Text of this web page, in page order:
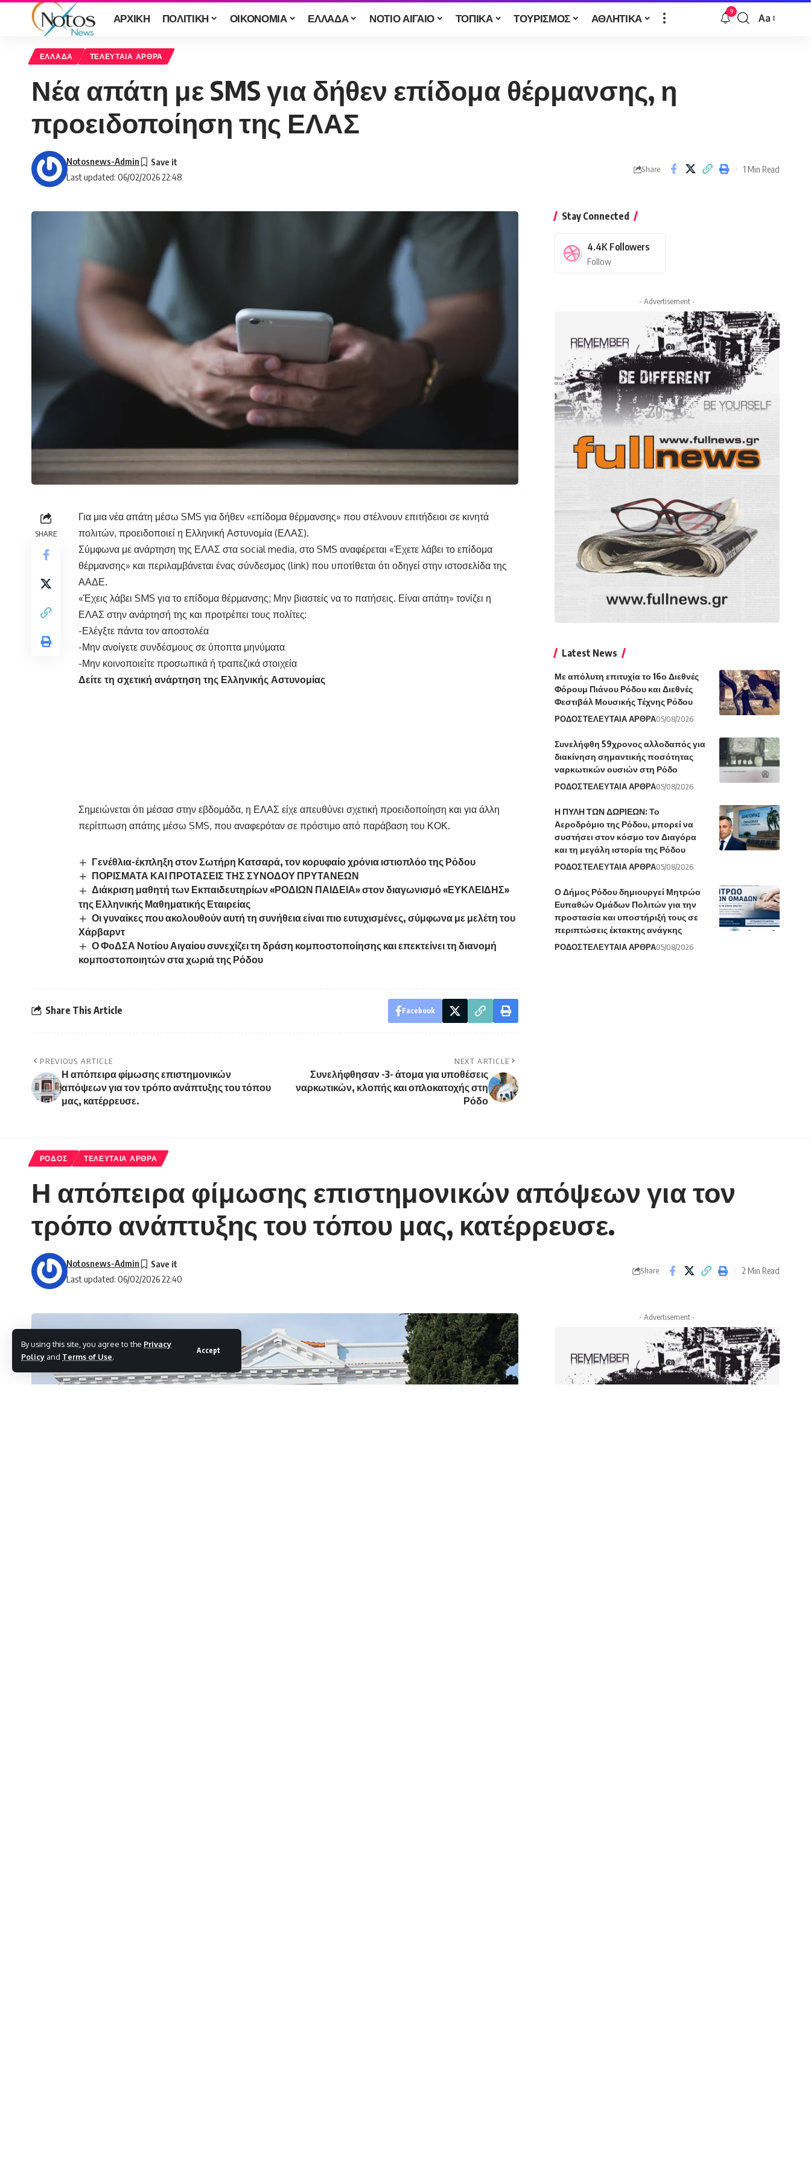
By using this site, you agree to the Privacy
Policy and Terms of Use.
Accept
ΑΡΧΙΚΗ ΠΟΛΙΤΙΚΗ ΟΙΚΟΝΟΜΙΑ ΕΛΛΑΔΑ ΝΟΤΙΟ ΑΙΓΑΙΟ ΤΟΠΙΚΑ ΤΟΥΡΙΣΜΟΣ ΑΘΛΗΤΙΚΑ 9
Font
Aa
ΕΛΛΑΔΑ ΤΕΛΕΥΤΑΙΑ ΑΡΘΡΑ
Νέα απάτη με SMS για δήθεν επίδομα θέρμανσης, η
προειδοποίηση της ΕΛΑΣ
Last updated: 06/02/2026 22:48
Notosnews-Admin
Share 1 Min Read
SHARE
Για μια νέα απάτη μέσω SMS για δήθεν «επίδομα θέρμανσης» που στέλνουν επιτήδειοι σε κινητά
πολιτών, προειδοποιεί η Ελληνική Αστυνομία (ΕΛΑΣ).
Σύμφωνα με ανάρτηση της ΕΛΑΣ στα social media, στο SMS αναφέρεται «Έχετε λάβει το επίδομα
θέρμανσης» και περιλαμβάνεται ένας σύνδεσμος (link) που υποτίθεται ότι οδηγεί στην ιστοσελίδα της
ΑΑΔΕ.
«Έχεις λάβει SMS για το επίδομα θέρμανσης; Μην βιαστείς να το πατήσεις. Είναι απάτη» τονίζει η
ΕΛΑΣ στην ανάρτησή της και προτρέπει τους πολίτες:
-Ελέγξτε πάντα τον αποστολέα
-Μην ανοίγετε συνδέσμους σε ύποπτα μηνύματα
-Μην κοινοποιείτε προσωπικά ή τραπεζικά στοιχεία
Δείτε τη σχετική ανάρτηση της Ελληνικής Αστυνομίας
Σημειώνεται ότι μέσασ στην εβδομάδα, η ΕΛΑΣ είχε απευθύνει σχετική προειδοποίηση και για άλλη
περίτπωση απάτης μέσω SMS, που αναφερόταν σε πρόστιμο από παράβαση του ΚΟΚ.
Γενέθλια-έκπληξη στον Σωτήρη Κατσαρά, τον κορυφαίο χρόνια ιστιοπλόο της Ρόδου
ΠΟΡΙΣΜΑΤΑ ΚΑΙ ΠΡΟΤΑΣΕΙΣ ΤΗΣ ΣΥΝΟΔΟΥ ΠΡΥΤΑΝΕΩΝ
Διάκριση μαθητή των Εκπαιδευτηρίων «ΡΟΔΙΩΝ ΠΑΙΔΕΙΑ» στον διαγωνισμό «ΕΥΚΛΕΙΔΗΣ»
της Ελληνικής Μαθηματικής Εταιρείας
Οι γυναίκες που ακολουθούν αυτή τη συνήθεια είναι πιο ευτυχισμένες, σύμφωνα με μελέτη του
Χάρβαρντ
Ο ΦοΔΣΑ Νοτίου Αιγαίου συνεχίζει τη δράση κομποστοποίησης και επεκτείνει τη διανομή
κομποστοποιητών στα χωριά της Ρόδου
Share This Article Facebook
PREVIOUS ARTICLE
Η απόπειρα φίμωσης επιστημονικών
απόψεων για τον τρόπο ανάπτυξης του τόπου
μας, κατέρρευσε.
NEXT ARTICLE
Συνελήφθησαν -3- άτομα για υποθέσεις
ναρκωτικών, κλοπής και οπλοκατοχής στη
Ρόδο
Stay Connected
4.4K Followers
Follow
- Advertisement -
Latest News
Με απόλυτη επιτυχία το 16ο Διεθνές
Φόρουμ Πιάνου Ρόδου και Διεθνές
Φεστιβάλ Μουσικής Τέχνης Ρόδου
ΡΟΔΟΣΤΕΛΕΥΤΑΙΑ ΑΡΘΡΑ05/08/2026
Συνελήφθη 59χρονος αλλοδαπός για
διακίνηση σημαντικής ποσότητας
ναρκωτικών ουσιών στη Ρόδο
ΡΟΔΟΣΤΕΛΕΥΤΑΙΑ ΑΡΘΡΑ05/08/2026
Η ΠΥΛΗ ΤΩΝ ΔΩΡΙΕΩΝ: Το
Αεροδρόμιο της Ρόδου, μπορεί να
συστήσει στον κόσμο τον Διαγόρα
και τη μεγάλη ιστορία της Ρόδου
ΡΟΔΟΣΤΕΛΕΥΤΑΙΑ ΑΡΘΡΑ05/08/2026
Ο Δήμος Ρόδου δημιουργεί Μητρώο
Ευπαθών Ομάδων Πολιτών για την
προστασία και υποστήριξή τους σε
περιπτώσεις έκτακτης ανάγκης
ΡΟΔΟΣΤΕΛΕΥΤΑΙΑ ΑΡΘΡΑ05/08/2026
ΡΟΔΟΣ ΤΕΛΕΥΤΑΙΑ ΑΡΘΡΑ
Η απόπειρα φίμωσης επιστημονικών απόψεων για τον
τρόπο ανάπτυξης του τόπου μας, κατέρρευσε.
Last updated: 06/02/2026 22:40
Notosnews-Admin
Share 2 Min Read
- Advertisement -